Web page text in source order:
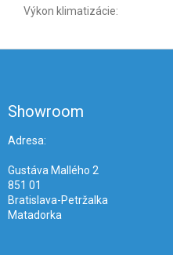
Výkon klimatizácie:
Showroom
Adresa:
Gustáva Mallého 2
851 01
Bratislava-Petržalka
Matadorka